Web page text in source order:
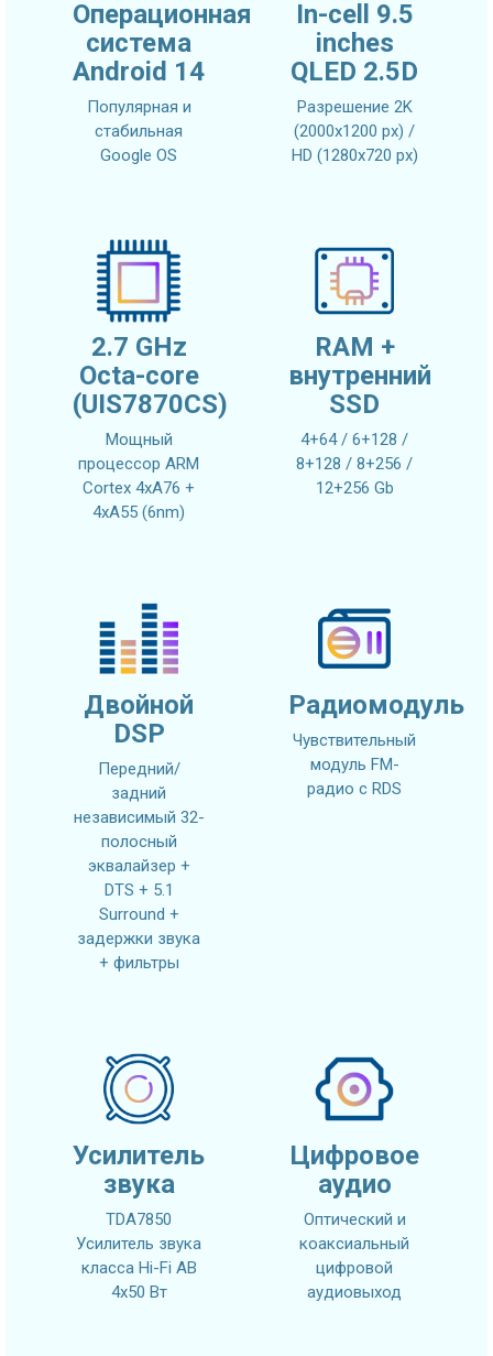
Операционная
система
Android 14
Популярная и
стабильная
Google OS
In-cell 9.5
inches
QLED 2.5D
Разрешение 2K
(2000x1200 px) /
HD (1280x720 px)
2.7 GHz
Octa-core
(UIS7870CS)
Мощный
процессор ARM
Cortex 4xA76 +
4xA55 (6nm)
RAM +
внутренний
SSD
4+64 / 6+128 /
8+128 / 8+256 /
12+256 Gb
Двойной
DSP
Передний/
задний
независимый 32-
полосный
эквалайзер +
DTS + 5.1
Surround +
задержки звука
+ фильтры
Радиомодуль
Чувствительный
модуль FM-
радио с RDS
Усилитель
звука
TDA7850
Усилитель звука
класса Hi-Fi AB
4x50 Вт
Цифровое
аудио
Оптический и
коаксиальный
цифровой
аудиовыход